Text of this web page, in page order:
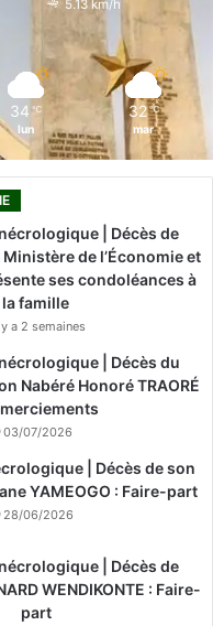
5.13 km/h
34 ℃
lun
32 ℃
mar
| Décès de
Ministère de l’Économie et
ses condoléances à
la famille
a 2 semaines
| Décès du
Nabéré Honoré TRAORÉ
03/07/2026
| Décès de son
YAMEOGO : Faire-part
28/06/2026
| Décès de
WENDIKONTE : Faire-
part